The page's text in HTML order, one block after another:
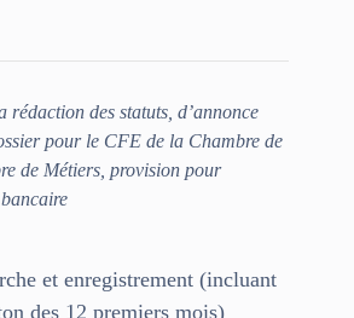
des statuts, d’annonce
pour le CFE de la Chambre de
de Métiers, provision pour
et enregistrement (incluant
des 12 premiers mois)